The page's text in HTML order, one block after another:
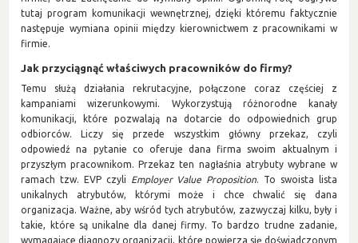
tutaj program komunikacji wewnętrznej, dzięki któremu faktycznie
następuje wymiana opinii między kierownictwem z pracownikami w
firmie.
Jak przyciągnąć właściwych pracowników do firmy?
Temu służą działania rekrutacyjne, połączone coraz częściej z
kampaniami wizerunkowymi. Wykorzystują różnorodne kanały
komunikacji, które pozwalają na dotarcie do odpowiednich grup
odbiorców. Liczy się przede wszystkim główny przekaz, czyli
odpowiedź na pytanie co oferuje dana firma swoim aktualnym i
przyszłym pracownikom. Przekaz ten nagłaśnia atrybuty wybrane w
ramach tzw. EVP czyli
Employer Value Proposition . To swoista lista
unikalnych atrybutów, którymi może i chce chwalić się dana
organizacja. Ważne, aby wśród tych atrybutów, zazwyczaj kilku, były i
takie, które są unikalne dla danej firmy. To bardzo trudne zadanie,
wymagające diagnozy organizacji, które powierza się doświadczonym